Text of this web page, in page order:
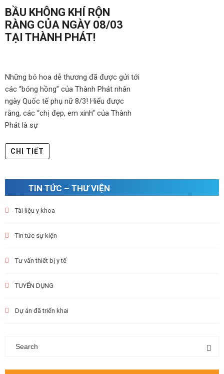
BẦU KHÔNG KHÍ RỘN
RÀNG CỦA NGÀY 08/03
TẠI THÀNH PHÁT!
Những bó hoa dễ thương đã được gửi tới
các “bóng hồng” của Thành Phát nhân
ngày Quốc tế phụ nữ 8/3! Hiểu được
rằng, các “chị đẹp, em xinh” của Thành
Phát là sự
CHI TIẾT
TIN TỨC – THƯ VIỆN
Tài liệu y khoa
Tin tức sự kiện
Tư vấn thiết bị y tế
TUYỂN DỤNG
Dự án đã triển khai